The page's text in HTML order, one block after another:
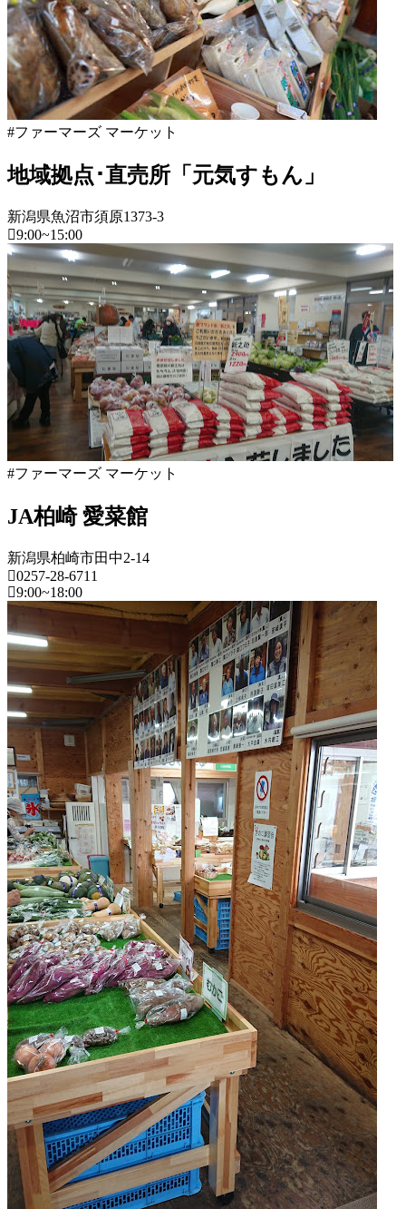
ー
マ
ー
ズ
マ
ー
ケ
ッ
2022
8
月
18
日
2022
年
8
月
20
日
直
売
所
ね
っ
と
#ファーマーズ マーケット
地域拠点･直売所「元気すもん」
新潟県魚沼市須原1373-3
9:00~15:00
新
潟
県
フ
ー
マ
ー
ズ
マ
ー
ッ
ト
年
8
月
日
2022
年
8
月
20
直
売
所
ね
っ
と
#ファーマーズ マーケット
JA柏崎 愛菜館
新潟県柏崎市田中2-14
0257-28-6711
9:00~18:00
潟
県
フ
ァ
マ
ー
ズ
マ
ー
ケ
ッ
ト
2022
年
8
月
18
日
2022
年
8
月
20
日
直
売
所
ね
っ
と